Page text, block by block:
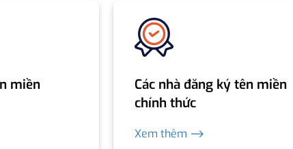
miền
Các nhà đăng ký tên miền
chính thức
Xem thêm ⟶